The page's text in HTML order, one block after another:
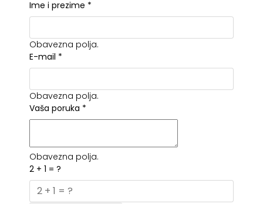
Ime i prezime *
Obavezna polja.
E-mail *
Obavezna polja.
Vaša poruka *
Obavezna polja.
2 + 1 = ?